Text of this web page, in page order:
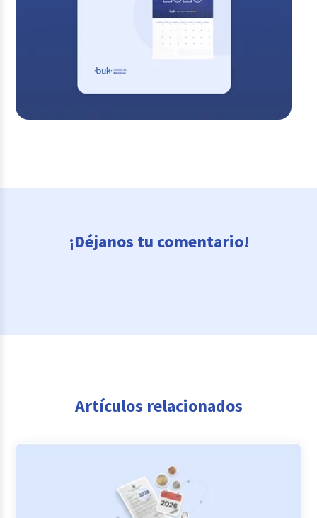
¡Déjanos tu comentario!
Artículos relacionados